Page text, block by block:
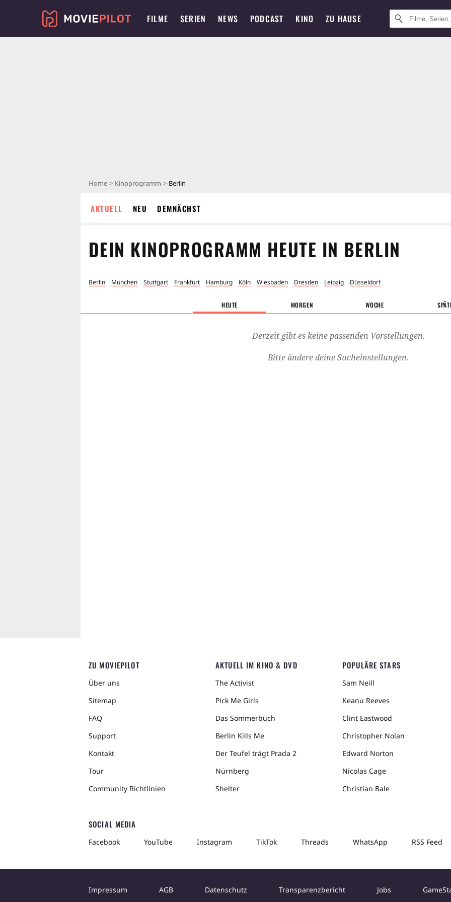
FILME SERIEN NEWS PODCAST KINO ZU HAUSE
Home Kinoprogramm Berlin
AKTUELL NEU DEMNÄCHST
DEIN KINOPROGRAMM HEUTE IN BERLIN
Berlin München Stuttgart Frankfurt Hamburg Köln Wiesbaden Dresden Leipzig Düsseldorf
HEUTE MORGEN WOCHE
Derzeit gibt es keine passenden Vorstellungen.
Bitte ändere deine Sucheinstellungen.
ZU MOVIEPILOT
Über uns
Sitemap
FAQ
Support
Kontakt
Tour
Community Richtlinien
AKTUELL IM KINO & DVD
The Activist
Pick Me Girls
Das Sommerbuch
Berlin Kills Me
Der Teufel trägt Prada 2
Nürnberg
Shelter
POPULÄRE STARS
Sam Neill
Keanu Reeves
Clint Eastwood
Christopher Nolan
Edward Norton
Nicolas Cage
Christian Bale
SOCIAL MEDIA
Facebook YouTube Instagram TikTok Threads WhatsApp RSS Feed
Impressum AGB Datenschutz Transparenzbericht Jobs